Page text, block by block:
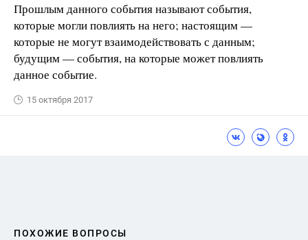
Прошлым данного события называют события,
которые могли повлиять на него; настоящим —
которые не могут взаимодействовать с данным;
будущим — события, на которые может повлиять
данное событие.
15 октября 2017
ПОХОЖИЕ ВОПРОСЫ